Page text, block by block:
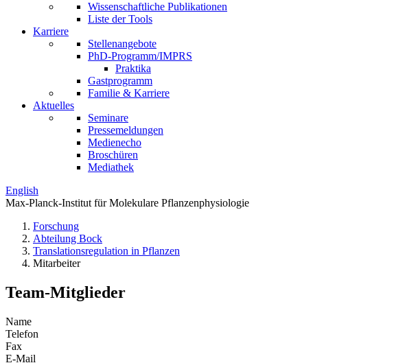
Wissenschaftliche Publikationen
Liste der Tools
Karriere
Stellenangebote
PhD-Programm/IMPRS
Praktika
Gastprogramm
Familie & Karriere
Aktuelles
Seminare
Pressemeldungen
Medienecho
Broschüren
Mediathek
English
Max-Planck-Institut für Molekulare Pflanzenphysiologie
Forschung
Abteilung Bock
Translations­regulation in Pflanzen
Mitarbeiter
Team-Mitglieder
Name
Telefon
Fax
E-Mail